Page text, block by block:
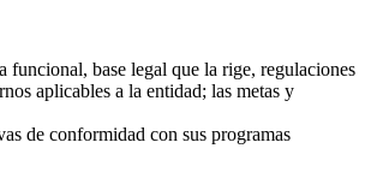
funcional, base legal que la rige, regulaciones
aplicables a la entidad; las metas y
de conformidad con sus programas